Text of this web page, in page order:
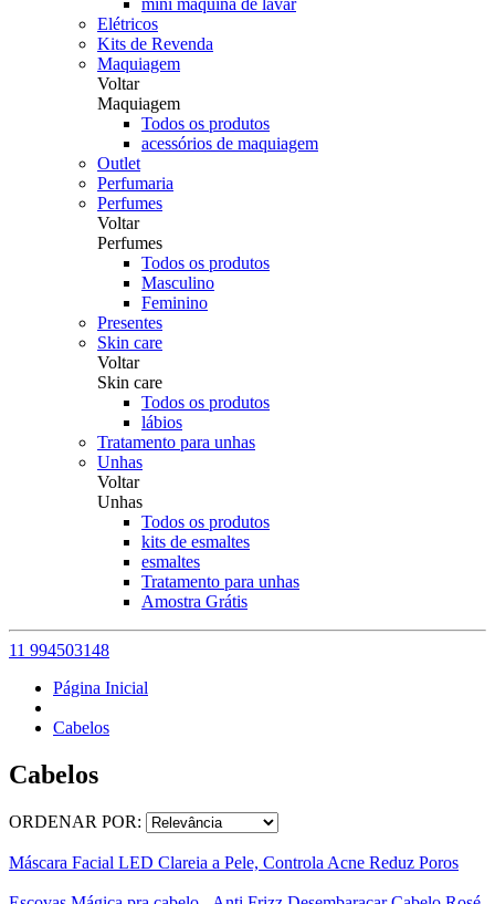
mini máquina de lavar
Elétricos
Kits de Revenda
Maquiagem
Voltar
Maquiagem
Todos os produtos
acessórios de maquiagem
Outlet
Perfumaria
Perfumes
Voltar
Perfumes
Todos os produtos
Masculino
Feminino
Presentes
Skin care
Voltar
Skin care
Todos os produtos
lábios
Tratamento para unhas
Unhas
Voltar
Unhas
Todos os produtos
kits de esmaltes
esmaltes
Tratamento para unhas
Amostra Grátis
11 994503148
Página Inicial
Cabelos
Cabelos
ORDENAR POR:
Máscara Facial LED Clareia a Pele, Controla Acne Reduz Poros